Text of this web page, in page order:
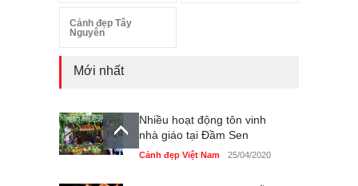
Cảnh đẹp Tây
Nguyên
Mới nhất
Nhiều hoạt động tôn vinh
nhà giáo tại Đầm Sen
Cảnh đẹp Việt Nam 25/04/2020